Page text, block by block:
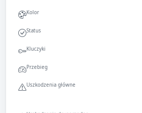
Kolor
Status
Kluczyki
Przebieg
Uszkodzenia główne